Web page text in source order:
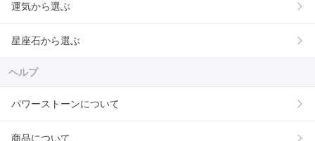
運気から選ぶ
星座石から選ぶ
ヘルプ
パワーストーンについて
商品について